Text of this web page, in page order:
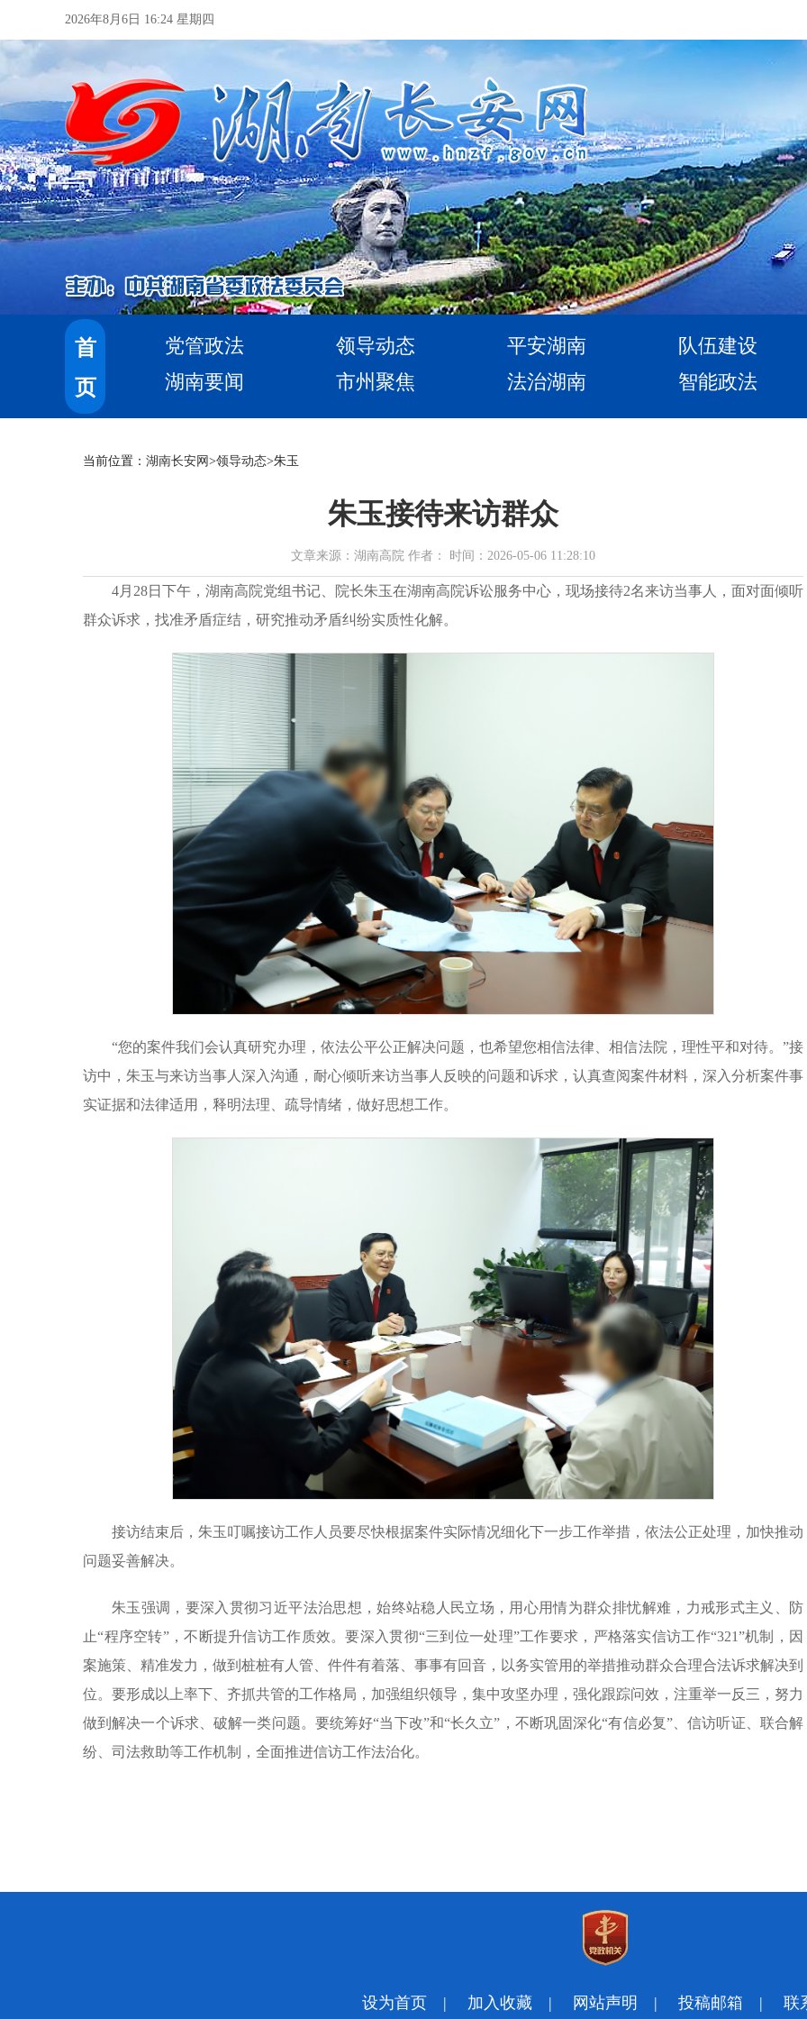
2026年8月6日 16:24 星期四
首
页
党管政法 领导动态 平安湖南
队伍建设
湖南要闻
市州聚焦 法治湖南 智能政法
当前位置： 湖南长安网 >领导动态>朱玉
朱玉接待来访群众
文章来源：湖南高院 作者： 时间：2026-05-06 11:28:10
4月28日下午，湖南高院党组书记、院长朱玉在湖南高院诉讼服务中心，现场接待2名来访当事人，面对面倾听
群众诉求，找准矛盾症结，研究推动矛盾纠纷实质性化解。
“您的案件我们会认真研究办理，依法公平公正解决问题，也希望您相信法律、相信法院，理性平和对待。”接
访中，朱玉与来访当事人深入沟通，耐心倾听来访当事人反映的问题和诉求，认真查阅案件材料，深入分析案件事
实证据和法律适用，释明法理、疏导情绪，做好思想工作。
接访结束后，朱玉叮嘱接访工作人员要尽快根据案件实际情况细化下一步工作举措，依法公正处理，加快推动
问题妥善解决。
朱玉强调，要深入贯彻习近平法治思想，始终站稳人民立场，用心用情为群众排忧解难，力戒形式主义、防
止“程序空转”，不断提升信访工作质效。要深入贯彻“三到位一处理”工作要求，严格落实信访工作“321”机制，因
案施策、精准发力，做到桩桩有人管、件件有着落、事事有回音，以务实管用的举措推动群众合理合法诉求解决到
位。要形成以上率下、齐抓共管的工作格局，加强组织领导，集中攻坚办理，强化跟踪问效，注重举一反三，努力
做到解决一个诉求、破解一类问题。要统筹好“当下改”和“长久立”，不断巩固深化“有信必复”、信访听证、联合解
纷、司法救助等工作机制，全面推进信访工作法治化。
设为首页 | 加入收藏 | 网站声明 | 投稿邮箱 | 联